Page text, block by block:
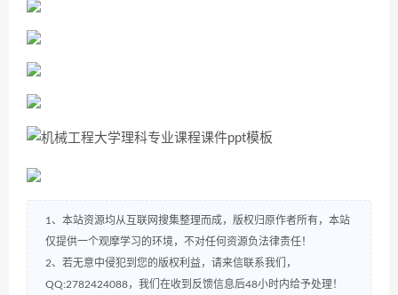
1、本站资源均从互联网搜集整理而成，版权归原作者所有，本站
仅提供一个观摩学习的环境，不对任何资源负法律责任！
2、若无意中侵犯到您的版权利益，请来信联系我们，
QQ:2782424088，我们在收到反馈信息后48小时内给予处理！